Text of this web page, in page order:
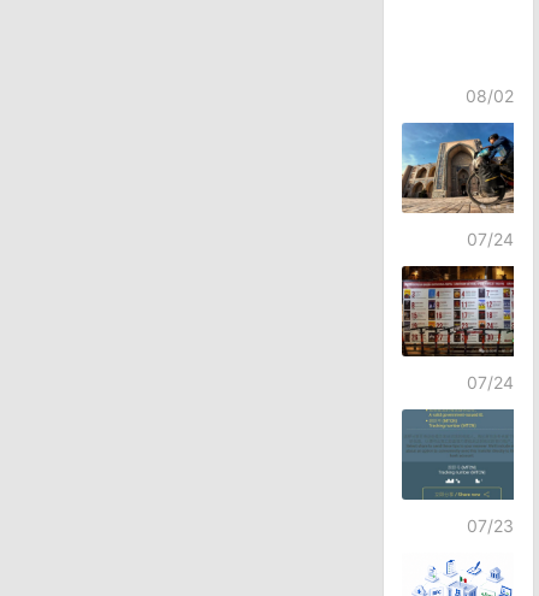
08/02
07/24
07/24
07/23